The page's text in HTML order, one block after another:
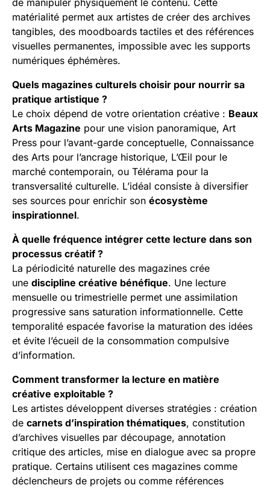
de manipuler physiquement le contenu. Cette
matérialité permet aux artistes de créer des archives
tangibles, des moodboards tactiles et des références
visuelles permanentes, impossible avec les supports
numériques éphémères.
Quels magazines culturels choisir pour nourrir sa
pratique artistique ?
Le choix dépend de votre orientation créative : Beaux
Arts Magazine pour une vision panoramique, Art
Press pour l’avant-garde conceptuelle, Connaissance
des Arts pour l’ancrage historique, L’Œil pour le
marché contemporain, ou Télérama pour la
transversalité culturelle. L’idéal consiste à diversifier
ses sources pour enrichir son écosystème
inspirationnel.
À quelle fréquence intégrer cette lecture dans son
processus créatif ?
La périodicité naturelle des magazines crée
une discipline créative bénéfique. Une lecture
mensuelle ou trimestrielle permet une assimilation
progressive sans saturation informationnelle. Cette
temporalité espacée favorise la maturation des idées
et évite l’écueil de la consommation compulsive
d’information.
Comment transformer la lecture en matière
créative exploitable ?
Les artistes développent diverses stratégies : création
de carnets d’inspiration thématiques, constitution
d’archives visuelles par découpage, annotation
critique des articles, mise en dialogue avec sa propre
pratique. Certains utilisent ces magazines comme
déclencheurs de projets ou comme références